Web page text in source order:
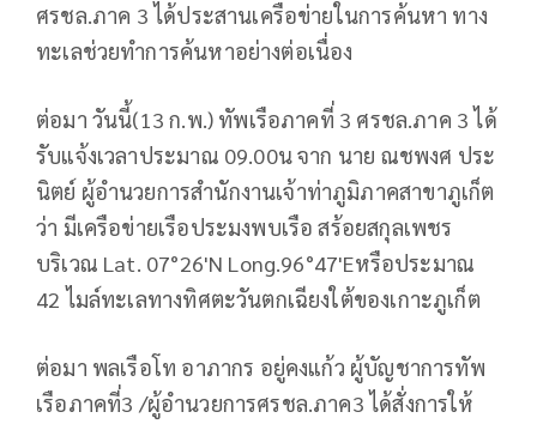
ศรชล.ภาค 3 ได้ประสานเครือข่ายในการค้นหา ทาง
ทะเลช่วยทำการค้นหาอย่างต่อเนื่อง
ต่อมา วันนี้(13 ก.พ.) ทัพเรือภาคที่ 3 ศรชล.ภาค 3 ได้
รับแจ้งเวลาประมาณ 09.00น จาก นาย ณชพงศ ประ
นิตย์ ผู้อำนวยการสำนักงานเจ้าท่าภูมิภาคสาขาภูเก็ต
ว่า มีเครือข่ายเรือประมงพบเรือ สร้อยสกุลเพชร
บริเวณ Lat. 07°26'N Long.96°47'Eหรือประมาณ
42 ไมล์ทะเลทางทิศตะวันตกเฉียงใต้ของเกาะภูเก็ต
ต่อมา พลเรือโท อาภากร อยู่คงแก้ว ผู้บัญชาการทัพ
เรือภาคที่3 /ผู้อำนวยการศรชล.ภาค3 ได้สั่งการให้